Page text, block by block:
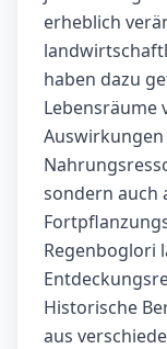
erheblich
haben dazu
Lebensräume
sondern auch
Regenboglori
Historische
aus